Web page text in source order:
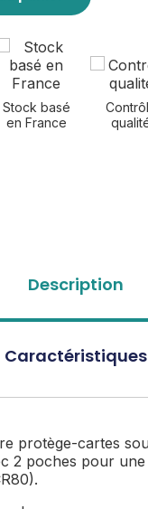
Stock basé
en France
Description
Caractéristiques
protège-cartes
2 poches pour